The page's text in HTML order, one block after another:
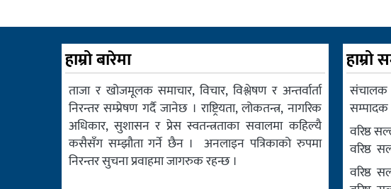
हाम्रो बारेमा
ताजा र खोजमूलक समाचार, विचार, विश्लेषण र अन्तर्वार्ता
निरन्तर सम्प्रेषण गर्दै जानेछ । राष्ट्रियता, लोकतन्त्र, नागरिक
अधिकार, सुशासन र प्रेस स्वतन्त्रताका सवालमा कहिल्यै
कसैसँग सम्झौता गर्ने छैन । अनलाइन पत्रिकाको रुपमा
निरन्तर सुचना प्रवाहमा जागरुक रहन्छ ।
हाम्रो
संचालक
वरिष्ठ
वरिष्ठ
वरिष्ठ